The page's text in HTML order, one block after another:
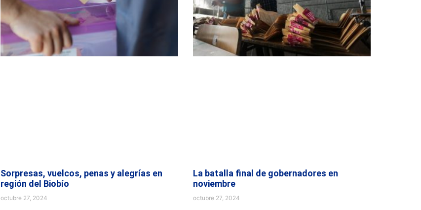
Sorpresas, vuelcos, penas y alegrías en
región del Biobío
octubre 27, 2024
La batalla final de gobernadores en
noviembre
octubre 27, 2024